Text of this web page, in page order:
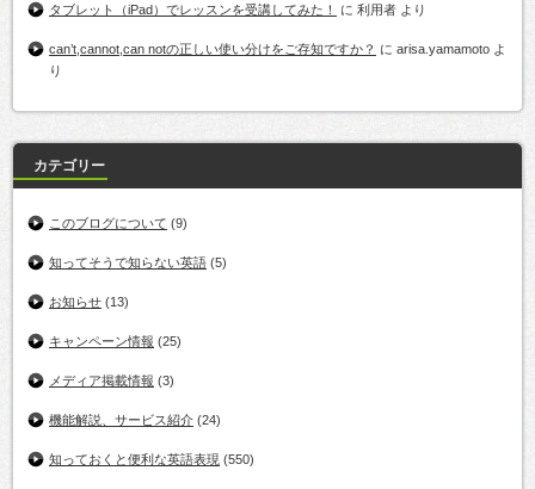
タブレット（iPad）でレッスンを受講してみた！ に 利用者 より
can’t,cannot,can notの正しい使い分けをご存知ですか？ に arisa.yamamoto よ
り
カテゴリー
このブログについて (9)
知ってそうで知らない英語 (5)
お知らせ (13)
キャンペーン情報 (25)
メディア掲載情報 (3)
機能解説、サービス紹介 (24)
知っておくと便利な英語表現 (550)